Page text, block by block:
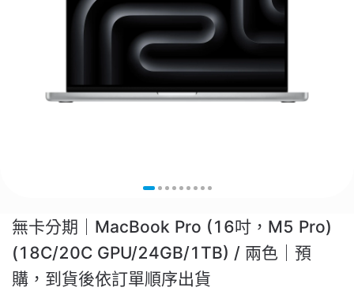
無卡分期｜MacBook Pro (16吋，M5 Pro)
(18C/20C GPU/24GB/1TB) / 兩色｜預
購，到貨後依訂單順序出貨